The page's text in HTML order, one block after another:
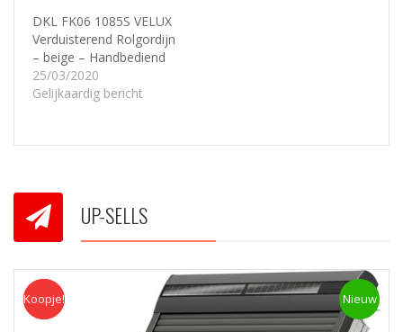
DKL FK06 1085S VELUX
Verduisterend Rolgordijn
– beige – Handbediend
25/03/2020
Gelijkaardig bericht
UP-SELLS
Koopje Nieuw
Koopje!